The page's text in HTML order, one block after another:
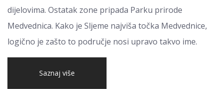
dijelovima. Ostatak zone pripada Parku prirode
Medvednica. Kako je Sljeme najviša točka Medvednice,
logično je zašto to područje nosi upravo takvo ime.
Saznaj više